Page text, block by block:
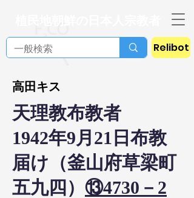
Relibot
高田キス
天理教布教者
1942年9月21日布教
届け（釜山府草梁町
五九四） ⑬4730－2